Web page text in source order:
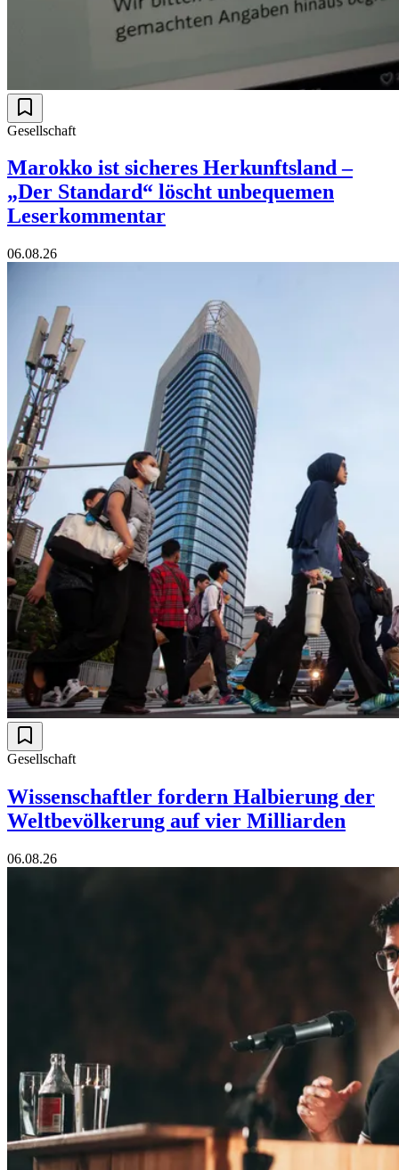
Gesellschaft
Marokko ist sicheres Herkunftsland –
„Der Standard“ löscht unbequemen
Leserkommentar
06.08.26
Gesellschaft
Wissenschaftler fordern Halbierung der
Weltbevölkerung auf vier Milliarden
06.08.26